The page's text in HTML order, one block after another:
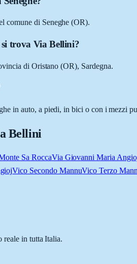
comune di Seneghe (OR).
trova Via Bellini?
di Oristano (OR), Sardegna.
in auto, a piedi, in bici o con i mezzi
Bellini
Sa RoccaVia Giovanni Maria
Vico Secondo MannuVico Terzo
reale in tutta Italia.